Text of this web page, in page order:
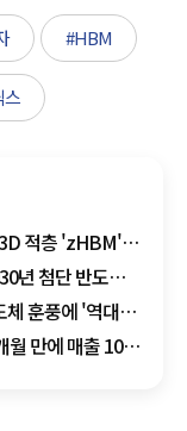
#HBM
스
적층 'zHBM'
년 첨단 반도체
훈풍에 '역대
만에 매출 10억